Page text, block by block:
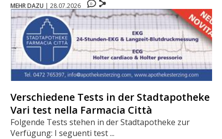
MEHR DAZU | 28.07.2026 0
Verschiedene Tests in der Stadtapotheke -
Vari test nella Farmacia Città
Folgende Tests stehen in der Stadtapotheke zur
Verfügung: I seguenti test ...